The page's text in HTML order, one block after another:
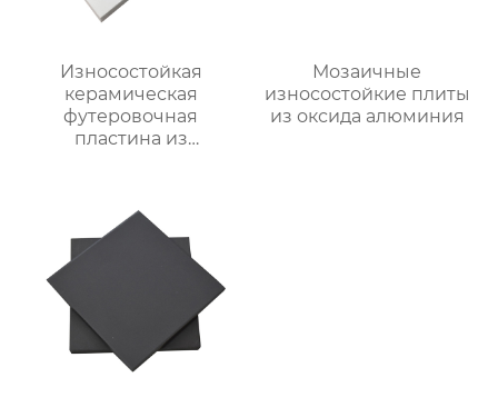
Износостойкая
керамическая
футеровочная
пластина из
Мозаичные
износостойкие плиты
из оксида алюминия